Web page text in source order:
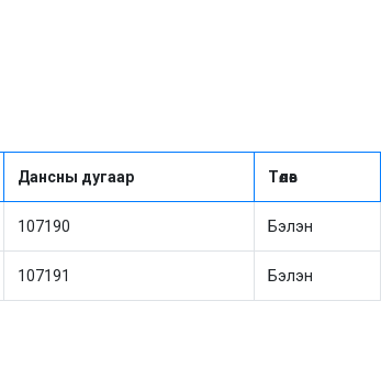
Дансны дугаар Төлөв
107190 Бэлэн
107191 Бэлэн